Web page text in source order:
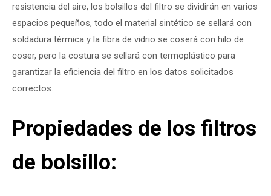
resistencia del aire, los bolsillos del filtro se dividirán en varios
espacios pequeños, todo el material sintético se sellará con
soldadura térmica y la fibra de vidrio se coserá con hilo de
coser, pero la costura se sellará con termoplástico para
garantizar la eficiencia del filtro en los datos solicitados
correctos.
Propiedades de los filtros
de bolsillo: